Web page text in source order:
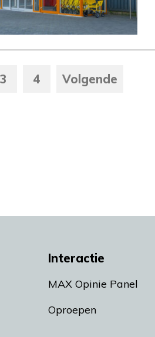
3 4 Volgende
Interactie
MAX Opinie Panel
Oproepen